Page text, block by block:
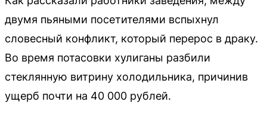
двумя пьяными посетителями вспыхнул
словесный конфликт, который перерос в драку.
Во время потасовки хулиганы разбили
стеклянную витрину холодильника, причинив
ущерб почти на 40 000 рублей.